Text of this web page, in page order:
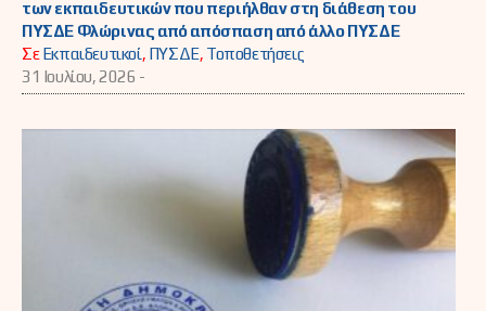
των εκπαιδευτικών που περιήλθαν στη διάθεση του
ΠΥΣΔΕ Φλώρινας από απόσπαση από άλλο ΠΥΣΔΕ
ΣεΕκπαιδευτικοί, ΠΥΣΔΕ, Τοποθετήσεις
31 Ιουλίου, 2026 -